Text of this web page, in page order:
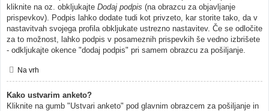
kliknite na oz. obkljukajte Dodaj podpis (na obrazcu za objavljanje
prispevkov). Podpis lahko dodate tudi kot privzeto, kar storite tako, da v
nastavitvah svojega profila obkljukate ustrezno nastavitev. Če se odločite
za to možnost, lahko podpis v posameznih prispevkih še vedno izbrišete
- odkljukajte okence "dodaj podpis" pri samem obrazcu za pošiljanje.
Na vrh
Kako ustvarim anketo?
Kliknite na gumb "Ustvari anketo" pod glavnim obrazcem za pošiljanje in